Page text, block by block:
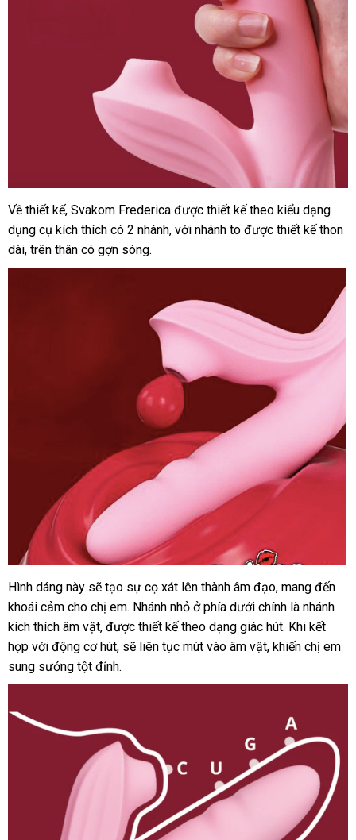
Dương
vật
giả
đa
Về thiết kếđặt
hàng
, Svakom Frederica mua
sắm
được thiết kế theo kiểu dạng
dụng cụ kích thích có 2 nhánhnhập
, thanh
với nhánh to cao
được thiết kế thon
dàikhuyến
mãi
, trên thân có gợn sóng.
Dương
vật
giả
đa
Svakom
rung
thụt
Hình dáng này mua
hàng
sẽ tạo sự cọ xát lên thành âm đạothương
hiệu
, mang đến
khoái cảm cho chị emkhuyến
mãi
. Nhánh nhỏ ở phía dưới chính là nhánh
kích thích âm vậtxuất
khẩu
, cung
cấp
được thiết kế theo dạng giác hútkhách
hàng
. thông
minh
Khi kết
hợp nơi
bán
với động cơ hútThái
Lan
, mua
sẽ liên tục mút vào âm vậtđặt
, khiến chị em
sung sướng tột đỉnh.